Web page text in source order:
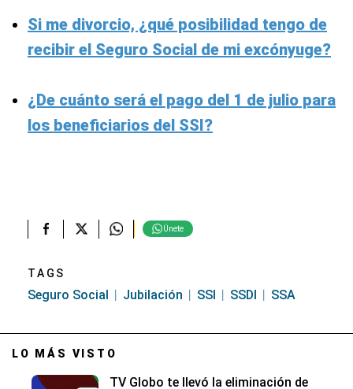
Si me divorcio, ¿qué posibilidad tengo de
recibir el Seguro Social de mi excónyuge?
¿De cuánto será el pago del 1 de julio para
los beneficiarios del SSI?
Únete
TAGS
Seguro Social Jubilación SSI SSDI SSA
LO MÁS VISTO
TV Globo te llevó la eliminación de